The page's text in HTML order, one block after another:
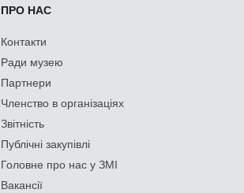
ПРО НАС
Контакти
Ради музею
Партнери
Членство в організаціях
Звітність
Публічні закупівлі
Головне про нас у ЗМІ
Вакансії